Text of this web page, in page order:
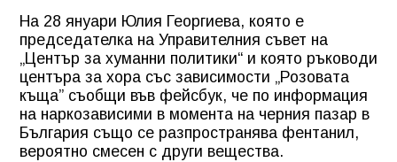
На 28 януари Юлия Георгиева, която е
председателка на Управителния съвет на
„Център за хуманни политики“ и която ръководи
центъра за хора със зависимости „Розовата
къща” съобщи във фейсбук, че по информация
на наркозависими в момента на черния пазар в
България също се разпространява фентанил,
вероятно смесен с други вещества.